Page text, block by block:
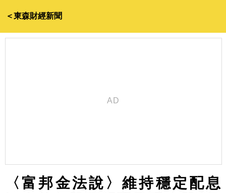
＜東森財經新聞
〈富邦金法說〉維持穩定配息